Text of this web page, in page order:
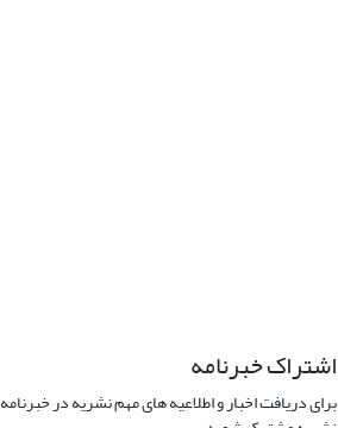
اشتراک خبرنامه
برای دریافت اخبار و اطلاعیه های مهم نشریه در خبرنامه